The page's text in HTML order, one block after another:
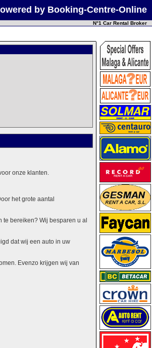
by Booking-Centre-Online
N°1 Car Rental Broker
onze klanten.
het grote aantal
bereiken? Wij besparen u al
dat wij een auto in uw
Evenzo krijgen wij van